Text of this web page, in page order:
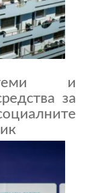
и
за